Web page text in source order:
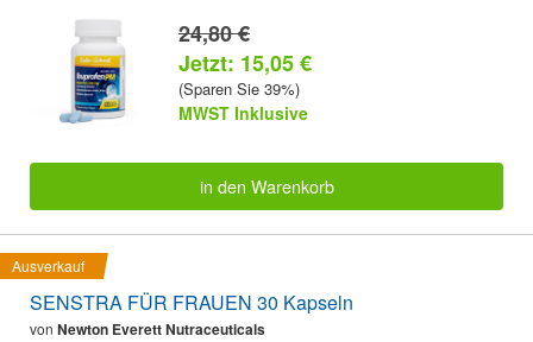
24,80 €
Jetzt: 15,05 €
(Sparen Sie 39%)
MWST Inklusive
in den Warenkorb
Ausverkauf
SENSTRA FÜR FRAUEN 30 Kapseln
von Newton Everett Nutraceuticals